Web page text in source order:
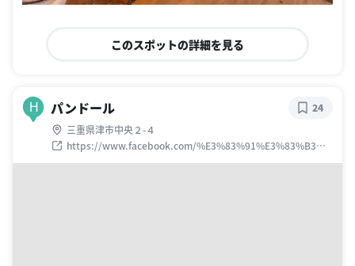
このスポットの詳細を見る
H パンドール
三重県津市中央２-４
https://www.facebook.com/%E3%83%91%E3%83%B3%E
3%83%89%E3%83%BC%E3%83%AB-444607478950723/
24